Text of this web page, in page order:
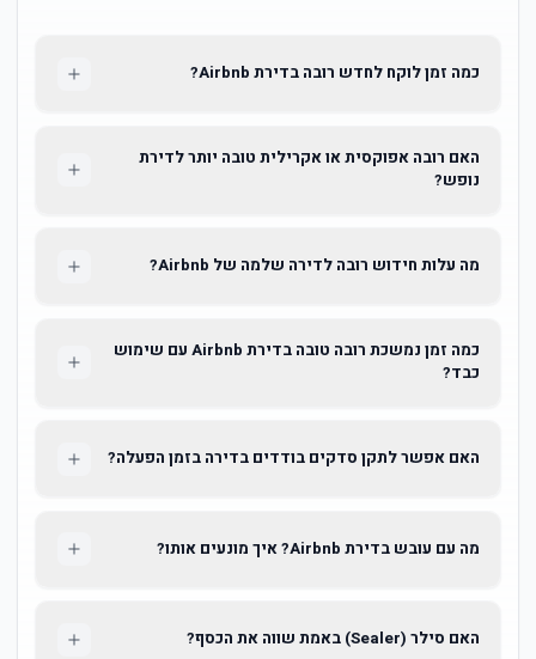
כמה זמן לוקח לחדש רובה בדירת Airbnb?
האם רובה אפוקסית או אקרילית טובה יותר לדירת
נופש?
מה עלות חידוש רובה לדירה שלמה של Airbnb?
כמה זמן נמשכת רובה טובה בדירת Airbnb עם שימוש
כבד?
האם אפשר לתקן סדקים בודדים בדירה בזמן הפעלה?
מה עם עובש בדירת Airbnb? איך מונעים אותו?
האם סילר (Sealer) באמת שווה את הכסף?